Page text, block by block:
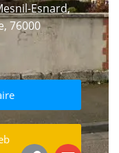
Esnard,
76000